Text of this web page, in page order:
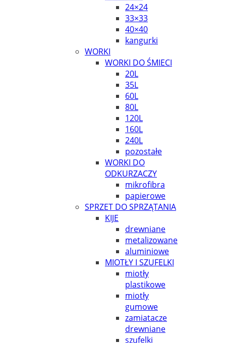
24×24
33×33
40×40
kangurki
WORKI
WORKI DO ŚMIECI
20L
35L
60L
80L
120L
160L
240L
pozostałe
WORKI DO
ODKURZACZY
mikrofibra
papierowe
SPRZET DO SPRZĄTANIA
KIJE
drewniane
metalizowane
aluminiowe
MIOTŁY I SZUFELKI
miotły
plastikowe
miotły
gumowe
zamiatacze
drewniane
szufelki